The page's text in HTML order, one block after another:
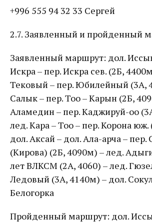
+996 555 94 32 33 Сергей
2.7. Заявленный и пройденный
Заявленный маршрут: дол.
Искра – пер. Искра сев. (2Б,
Тековый – пер. Юбилейный (3А,
Салык – пер. Тоо – Карын (2Б,
Аламедин – пер. Каджируй-оо
лед. Кара – Тоо – пер. Корона
дол. Аксай – дол. Ала-арча –
(Кирова) (2Б, 4090м) – лед.
лет ВЛКСМ (2А, 4060) – лед.
Ледовый (3А, 4140м) – дол.
Белогорка
Пройденный маршрут: дол.